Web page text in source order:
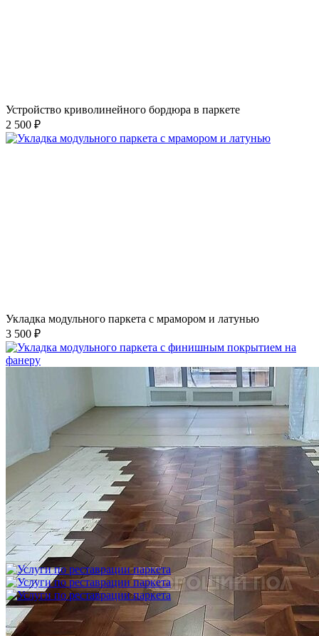
Устройство криволинейного бордюра в паркете
2 500 ₽
Укладка модульного паркета с мрамором и латунью
3 500 ₽
Укладка модульного паркета с финишным покрытием на
фанеру
3 600 ₽